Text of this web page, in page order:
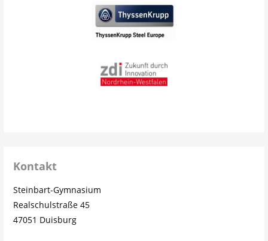
Kontakt
Steinbart-Gymnasium
Realschulstraße 45
47051 Duisburg